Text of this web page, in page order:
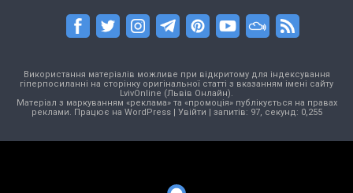
Використання матеріалів можливе при відкритому для індексування
гіперпосиланні на сторінку оригінальної статті з вказанням імені сайту
LvivOnline (Львів Онлайн).
Матеріал з маркуванням «реклама» та «промоція» публікується на правах
реклами. Працює на WordPress| Увійти | запитів: 97, секунд: 0,255